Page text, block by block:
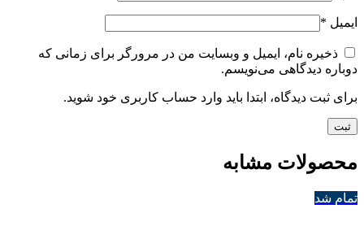
ایمیل *
ذخیره نام، ایمیل و وبسایت من در مرورگر برای زمانی که
دوباره دیدگاهی می‌نویسم.
برای ثبت دیدگاه، ابتدا باید وارد حساب کاربری خود شوید.
محصولات مشابه
تمام شد